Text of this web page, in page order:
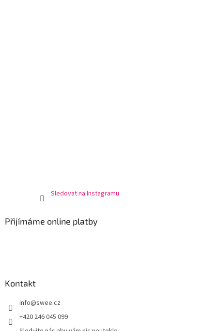
Sledovat na Instagramu
Přijímáme online platby
Kontakt
info@swee.cz
+420 246 045 099